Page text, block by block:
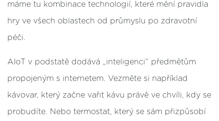
máme tu kombinace technologií, které mění pravidla
hry ve všech oblastech od průmyslu po zdravotní
péči.
AIoT v podstatě dodává „inteligenci“ předmětům
propojeným s internetem. Vezměte si například
kávovar, který začne vařit kávu právě ve chvíli, kdy se
probudíte. Nebo termostat, který se sám přizpůsobí